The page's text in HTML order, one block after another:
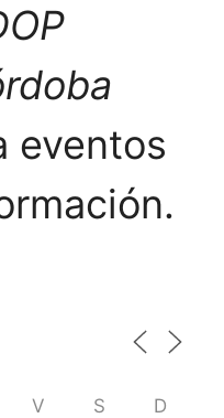
eventos
V S D